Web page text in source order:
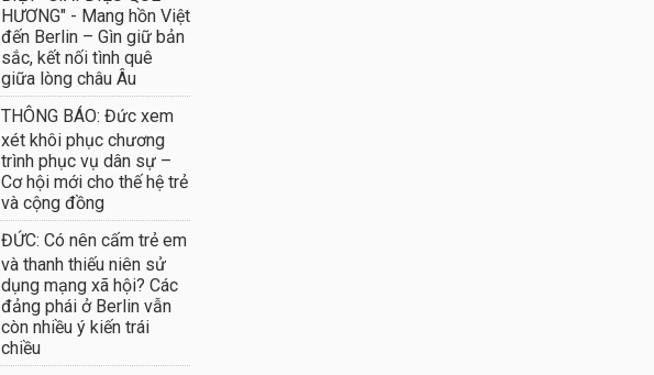
HƯƠNG" - Mang hồn Việt
đến Berlin – Gìn giữ bản
sắc, kết nối tình quê
giữa lòng châu Âu
THÔNG BÁO: Đức xem
xét khôi phục chương
trình phục vụ dân sự –
Cơ hội mới cho thế hệ trẻ
và cộng đồng
ĐỨC: Có nên cấm trẻ em
và thanh thiếu niên sử
dụng mạng xã hội? Các
đảng phái ở Berlin vẫn
còn nhiều ý kiến trái
chiều